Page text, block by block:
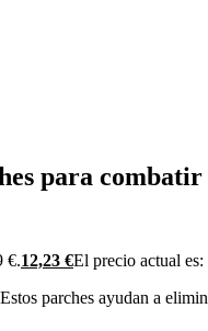
para combatir
€.12,23 €El precio actual
parches ayudan a